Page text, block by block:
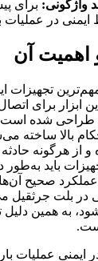
واژگونی: برای
در عملیات
اهمیت آن
تجهیزات
ابزار برای
طراحی شده است.
بالا ساخته
از هرگونه حادثه
باید
عملکرد صحیح
در بلت جرثقیل
به همین دلیل
عملیات